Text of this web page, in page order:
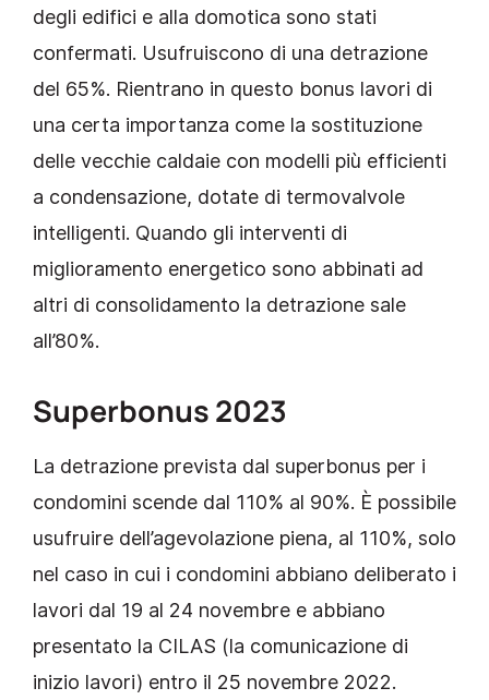
degli edifici e alla domotica sono stati
confermati. Usufruiscono di una detrazione
del 65%. Rientrano in questo bonus lavori di
una certa importanza come la sostituzione
delle vecchie caldaie con modelli più efficienti
a condensazione, dotate di termovalvole
intelligenti. Quando gli interventi di
miglioramento energetico sono abbinati ad
altri di consolidamento la detrazione sale
all’80%.
Superbonus 2023
La detrazione prevista dal superbonus per i
condomini scende dal 110% al 90%. È possibile
usufruire dell’agevolazione piena, al 110%, solo
nel caso in cui i condomini abbiano deliberato i
lavori dal 19 al 24 novembre e abbiano
presentato la CILAS (la comunicazione di
inizio lavori) entro il 25 novembre 2022.